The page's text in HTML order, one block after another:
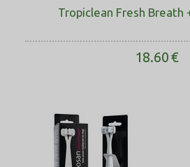
Tropiclean Fresh Breath
18.60€